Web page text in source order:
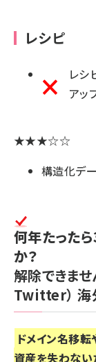
レシピ
レシ
アッ
★★★☆☆
構造化デ
何年たった
か？
解除できませ
Twitter）海
ドメイン名移
資産を失わない